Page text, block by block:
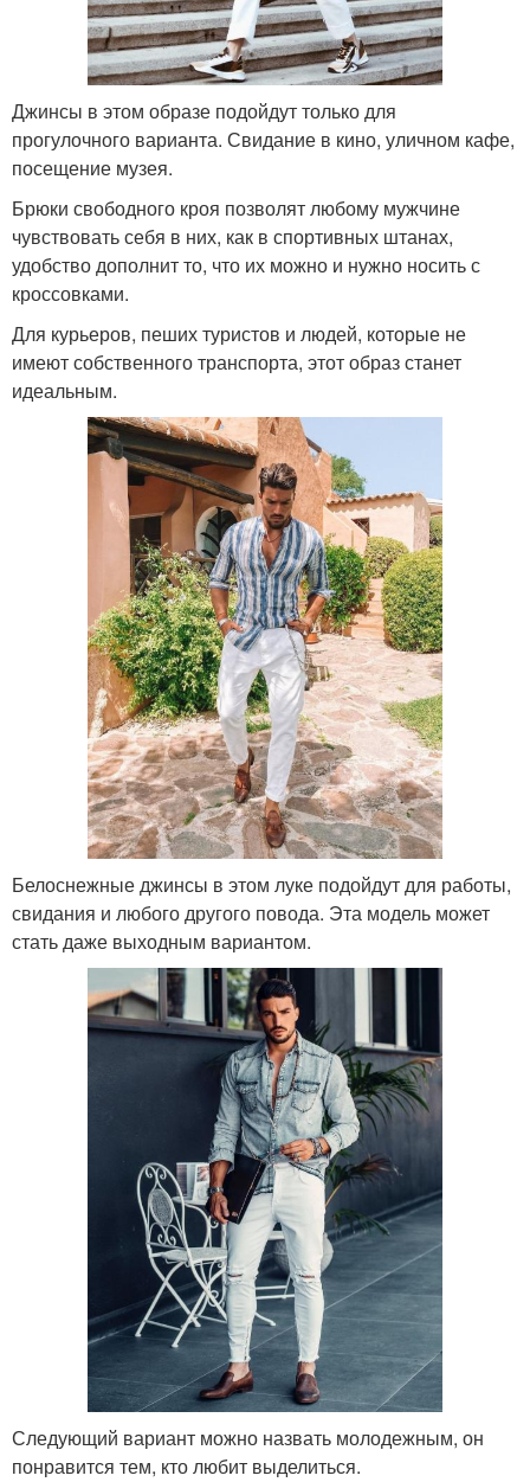
Джинсы в этом образе подойдут только для
прогулочного варианта. Свидание в кино, уличном кафе,
посещение музея.
Брюки свободного кроя позволят любому мужчине
чувствовать себя в них, как в спортивных штанах,
удобство дополнит то, что их можно и нужно носить с
кроссовками.
Для курьеров, пеших туристов и людей, которые не
имеют собственного транспорта, этот образ станет
идеальным.
Белоснежные джинсы в этом луке подойдут для работы,
свидания и любого другого повода. Эта модель может
стать даже выходным вариантом.
Следующий вариант можно назвать молодежным, он
понравится тем, кто любит выделиться.